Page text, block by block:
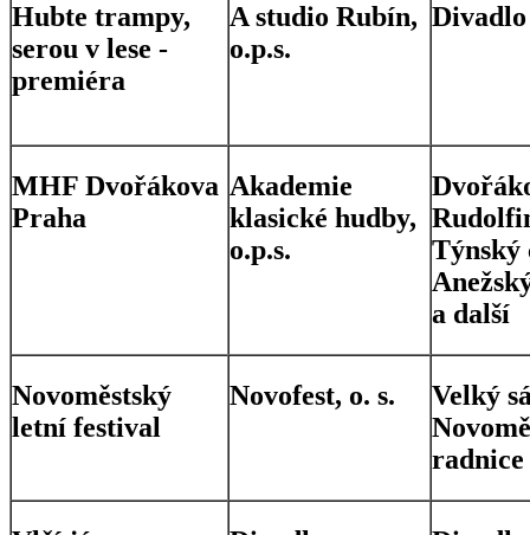
Hubte trampy,
serou v lese -
premiéra
A studio Rubín,
o.p.s.
MHF Dvořákova
Praha
Akademie
klasické hudby,
o.p.s.
Týnský
a další
Novoměstský
letní festival
Novofest, o. s.
Velký
radnice